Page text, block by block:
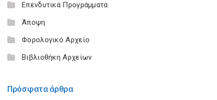
Επενδυτικά Προγράμματα
Άποψη
Φορολογικό Αρχείο
Βιβλιοθήκη Αρχείων
Πρόσφατα άρθρα